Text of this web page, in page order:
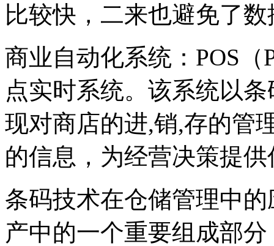
比较快，二来也避免了
商业自动化系统：POS（
点实时系统。该系统以
现对商店的进,销,存的管
的信息，为经营决策提供
条码技术在仓储管理中
产中的一个重要组成部